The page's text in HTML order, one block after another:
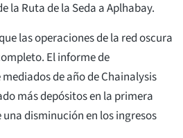
la Ruta de la Seda a Aplhabay.
las operaciones de la red oscura
El informe de
de año de Chainalysis
más depósitos en la primera
una disminución en los ingresos